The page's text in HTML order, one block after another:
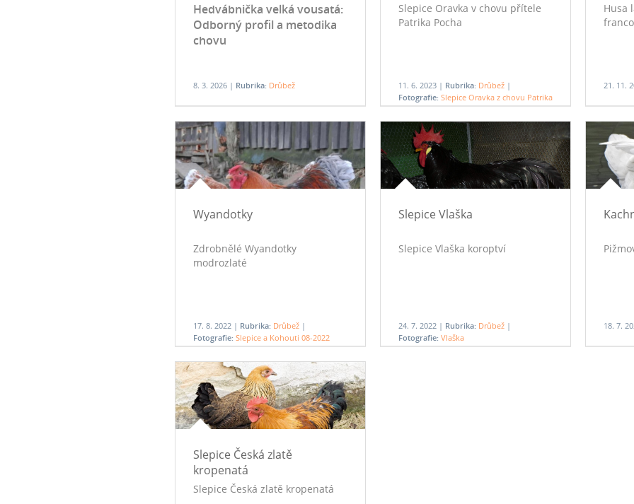
Hedvábnička velká vousatá:
Odborný profil a metodika
chovu
8. 3. 2026 | Rubrika: Drůbež
Slepice Oravka v chovu přítele
Patrika Pocha
11. 6. 2023 | Rubrika: Drůbež |
Fotografie: Slepice Oravka z chovu Patrika
Pocha
Husa
21. 11.
Wyandotky
Zdrobnělé Wyandotky
modrozlaté
17. 8. 2022 | Rubrika: Drůbež |
Fotografie: Slepice a Kohouti 08-2022
Slepice Vlaška
Slepice Vlaška koroptví
24. 7. 2022 | Rubrika: Drůbež |
Fotografie: Vlaška
18. 7.
Slepice Česká zlatě
kropenatá
Slepice Česká zlatě kropenatá